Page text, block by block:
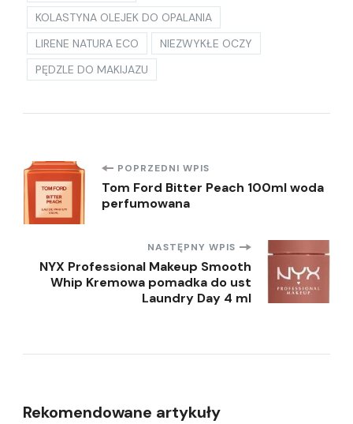
KOLASTYNA OLEJEK DO OPALANIA
LIRENE NATURA ECO
NIEZWYKŁE OCZY
PĘDZLE DO MAKIJAZU
Nawigacja
wpisu
POPRZEDNI WPIS
Tom Ford Bitter Peach 100ml woda
perfumowana
NASTĘPNY WPIS
NYX Professional Makeup Smooth
Whip Kremowa pomadka do ust
Laundry Day 4 ml
Rekomendowane artykuły